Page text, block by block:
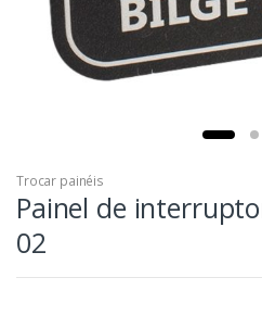
Trocar painéis
Painel de
02